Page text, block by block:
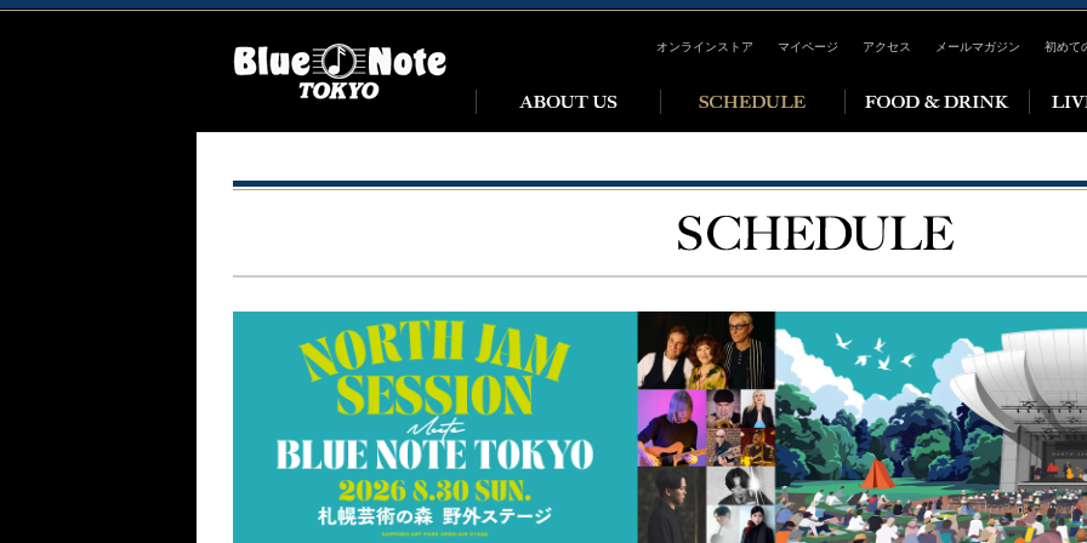
オンラインストア マイページ アクセス メールマガジン 初めて